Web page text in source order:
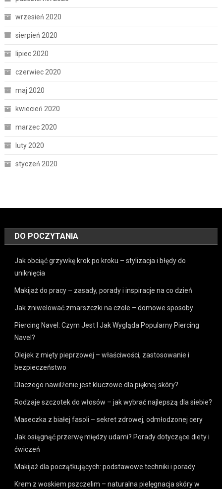
wrzesień 2020
sierpień 2020
lipiec 2020
czerwiec 2020
maj 2020
kwiecień 2020
marzec 2020
luty 2020
styczeń 2020
DO POCZYTANIA
Jak obciąć grzywkę krok po kroku – stylizacja i błędy do
uniknięcia
Makijaż do pracy – zasady, porady i inspiracje na co dzień
Jak zniwelować zmarszczki na czole – domowe sposoby
Piercing Navel: Czym Jest I Jak Wygląda Popularny Piercing
Navel?
Olejek z mięty pieprzowej – właściwości, zastosowanie i
bezpieczeństwo
Dlaczego nawilżenie jest kluczowe dla pięknej skóry?
Rodzaje szczotek do włosów – jak wybrać najlepszą dla siebie?
Maseczka z białej fasoli – sekret zdrowej, odmłodzonej cery
Jak osiągnąć przerwę między udami? Porady dotyczące diety i
ćwiczeń
Makijaż dla początkujących: podstawowe techniki i porady
Krem z woskiem pszczelim – naturalna pielęgnacja skóry w